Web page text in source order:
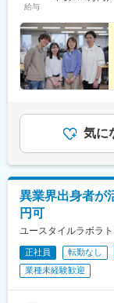
長期的に築く
です）☆勤務
働き方も】━━
後、東京神
会社負担）も
駅、和光市駅
六実駅、常盤
谷駅、横浜駅
新潟駅、見
駅(静岡県)、
駅、神宮丸太
目駅、星ケ
駅(阪神線)、
東海道)、香
六甲駅、富雄
大学研都市駅
通り駅、代々
給与
気に
異業界出身者が
円可
ユースタイルラボラ
正社員 転勤なし
業種未経験歓迎